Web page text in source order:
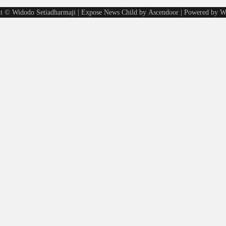
© Widodo Setiadharmaji | Expose News Child by Ascendoor | Powered by